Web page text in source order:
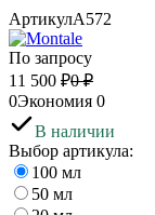
АртикулA572
По запросу
11 500 ₽0 ₽
0Экономия 0
В наличии
Выбор артикула:
100 мл
50 мл